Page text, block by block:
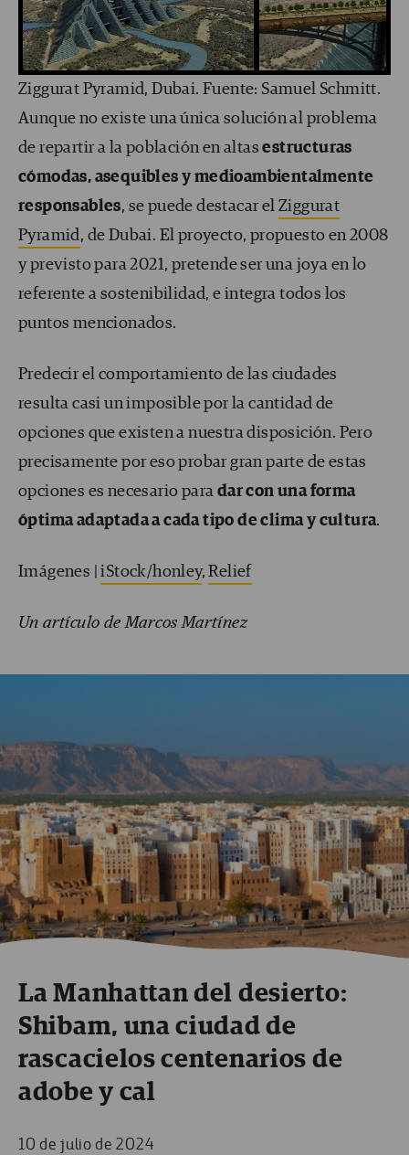
Ziggurat Pyramid, Dubai. Fuente: Samuel Schmitt.
Aunque no existe una única solución al problema
de repartir a la población en altasestructuras
cómodas, asequibles y medioambientalmente
responsables, se puede destacar elZiggurat
Pyramid, de Dubai. El proyecto, propuesto en 2008
y previsto para 2021, pretende ser una joya en lo
referente a sostenibilidad, e integra todos los
puntos mencionados.
Predecir el comportamiento de las ciudades
resulta casi un imposible por la cantidad de
opciones que existen a nuestra disposición. Pero
precisamente por eso probar gran parte de estas
opciones es necesario para dar con una forma
óptima adaptada a cada tipo de clima y cultura.
Imágenes |iStock/honley,Relief
Un artículo de Marcos Martínez
La Manhattan del desierto:
Shibam, una ciudad de
rascacielos centenarios de
adobe y cal
10 de julio de 2024